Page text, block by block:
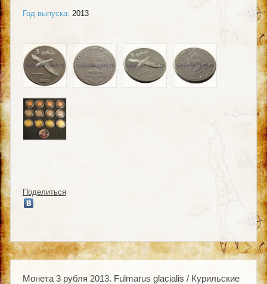
Год выпуска: 2013
Поделиться
Монета 3 рубля 2013. Fulmarus glacialis / Курильские